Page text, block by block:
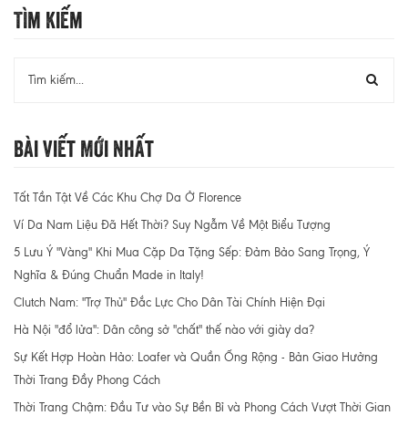
Tìm Kiếm
Bài Viết Mới Nhất
Tất Tần Tật Về Các Khu Chợ Da Ở Florence
Ví Da Nam Liệu Đã Hết Thời? Suy Ngẫm Về Một Biểu Tượng
5 Lưu Ý "Vàng" Khi Mua Cặp Da Tặng Sếp: Đảm Bảo Sang Trọng, Ý
Nghĩa & Đúng Chuẩn Made in Italy!
Clutch Nam: "Trợ Thủ" Đắc Lực Cho Dân Tài Chính Hiện Đại
Hà Nội "đổ lửa": Dân công sở "chất" thế nào với giày da?
Sự Kết Hợp Hoàn Hảo: Loafer và Quần Ống Rộng - Bản Giao Hưởng
Thời Trang Đầy Phong Cách
Thời Trang Chậm: Đầu Tư vào Sự Bền Bỉ và Phong Cách Vượt Thời Gian